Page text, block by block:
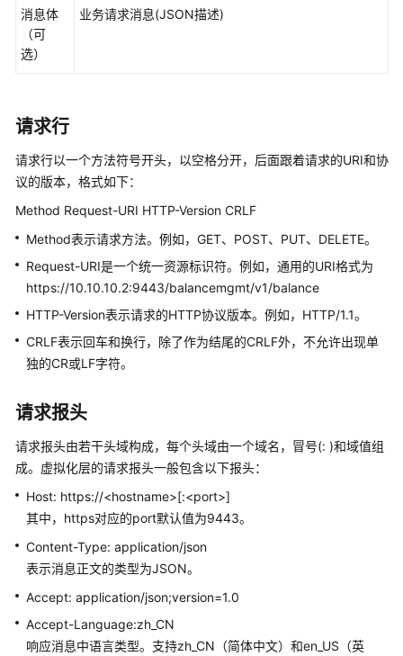
指
南
述
用
户
接
VOIP
音
视
接
入
用
接
入
——
页
版
轻
级
客
户
消息体
（可
选）
业务请求消息(JSON描述)
请求行
请求行以一个方法符号开头，以空格分开，后面跟着请求的URI和协
议的版本，格式如下：
Method Request-URI HTTP-Version CRLF
Method表示请求方法。例如，GET、POST、PUT、DELETE。
Request-URI是一个统一资源标识符。例如，通用的URI格式为
https://10.10.10.2:9443/balancemgmt/v1/balance
HTTP-Version表示请求的HTTP协议版本。例如，HTTP/1.1。
CRLF表示回车和换行，除了作为结尾的CRLF外，不允许出现单
独的CR或LF字符。
请求报头
请求报头由若干头域构成，每个头域由一个域名，冒号(: )和域值组
成。虚拟化层的请求报头一般包含以下报头：
Host: https://<hostname>[:<port>]
其中，https对应的port默认值为9443。
Content-Type: application/json
表示消息正文的类型为JSON。
Accept: application/json;version=1.0
Accept-Language:zh_CN
响应消息中语言类型。支持zh_CN（简体中文）和en_US（英